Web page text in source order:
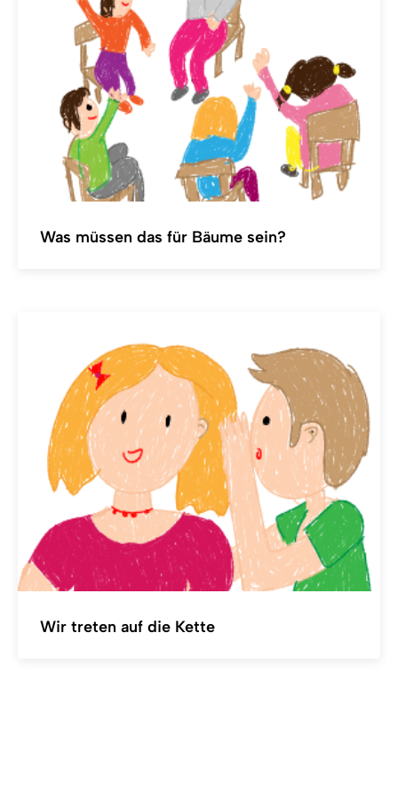
Was müssen das für Bäume sein?
Wir treten auf die Kette